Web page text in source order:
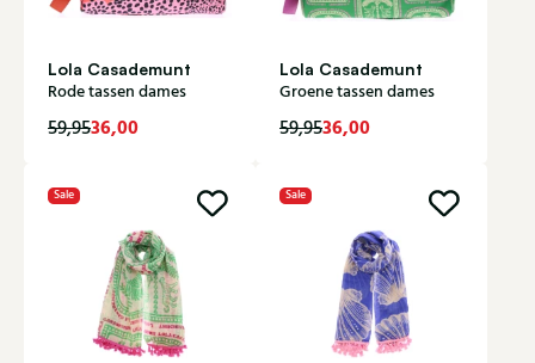
Lola Casademunt
Rode tassen dames
59,9536,00
Lola Casademunt
Groene tassen dames
59,9536,00
Sale Sale